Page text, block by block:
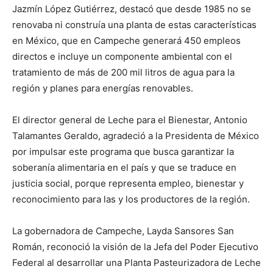
Jazmín López Gutiérrez, destacó que desde 1985 no se
renovaba ni construía una planta de estas características
en México, que en Campeche generará 450 empleos
directos e incluye un componente ambiental con el
tratamiento de más de 200 mil litros de agua para la
región y planes para energías renovables.
El director general de Leche para el Bienestar, Antonio
Talamantes Geraldo, agradeció a la Presidenta de México
por impulsar este programa que busca garantizar la
soberanía alimentaria en el país y que se traduce en
justicia social, porque representa empleo, bienestar y
reconocimiento para las y los productores de la región.
La gobernadora de Campeche, Layda Sansores San
Román, reconoció la visión de la Jefa del Poder Ejecutivo
Federal al desarrollar una Planta Pasteurizadora de Leche